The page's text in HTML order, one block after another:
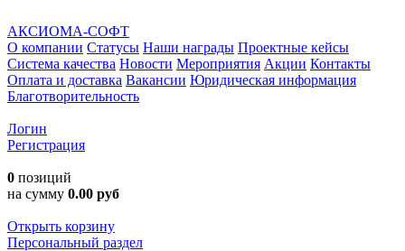
АКСИОМА-СОФТ
О компании Статусы Наши награды Проектные кейсы
Система качества Новости Мероприятия Акции Контакты
Оплата и доставка Вакансии Юридическая информация
Благотворительность
Логин
Регистрация
0 позиций
на сумму 0.00 руб
Открыть корзину
Персональный раздел